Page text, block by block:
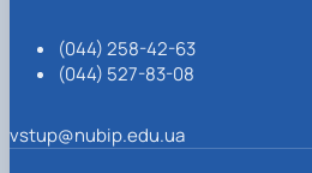
(044) 258-42-63
(044) 527-83-08
vstup@nubip.edu.ua